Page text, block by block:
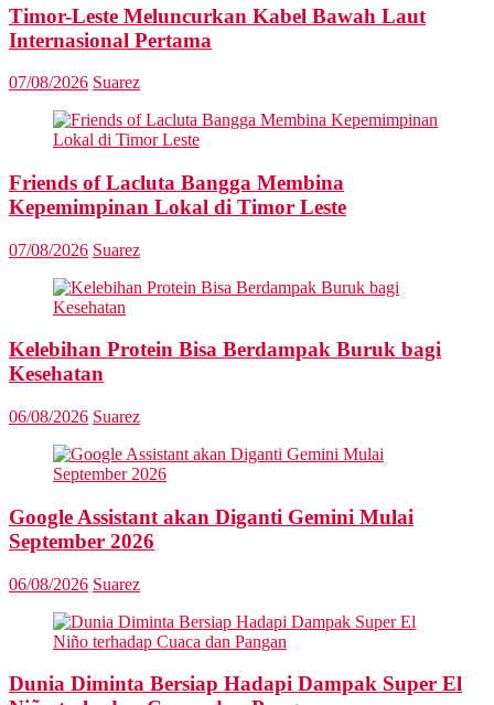
Timor-Leste Meluncurkan Kabel Bawah Laut
Internasional Pertama
07/08/2026 Suarez
Friends of Lacluta Bangga Membina
Kepemimpinan Lokal di Timor Leste
07/08/2026 Suarez
Kelebihan Protein Bisa Berdampak Buruk bagi
Kesehatan
06/08/2026 Suarez
Google Assistant akan Diganti Gemini Mulai
September 2026
06/08/2026 Suarez
Dunia Diminta Bersiap Hadapi Dampak Super El